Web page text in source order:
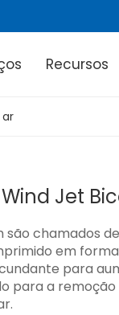
Recursos
ar
Jet
são chamados
em
para
para a